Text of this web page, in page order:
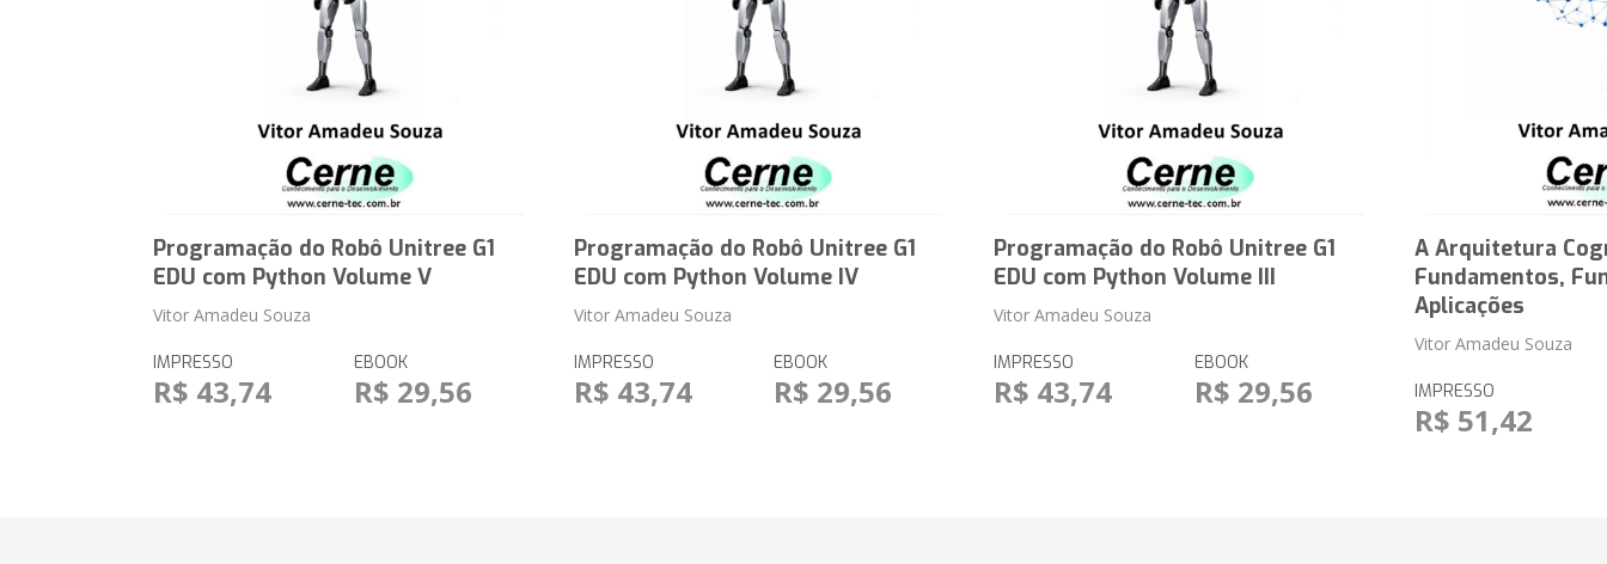
Programação do Robô Unitree G1
EDU com Python Volume V
Vitor Amadeu Souza
IMPRESSO
R$ 43,74
EBOOK
R$ 29,56
Programação do Robô Unitree G1
EDU com Python Volume IV
Vitor Amadeu Souza
IMPRESSO
R$ 43,74
EBOOK
R$ 29,56
Programação do Robô Unitree G1
EDU com Python Volume III
Vitor Amadeu Souza
IMPRESSO
R$ 43,74
EBOOK
R$ 29,56
A Arquitetura
Fundamentos,
Aplicações
Vitor Amadeu Souza
IMPRESSO
R$ 51,42